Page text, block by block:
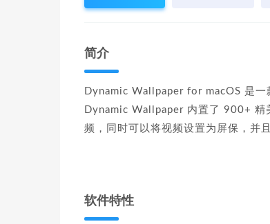
简介
Dynamic Wallpaper for macOS 是
Dynamic Wallpaper 内置了 900+ 精
频，同时可以将视频设置为屏保，并
软件特性